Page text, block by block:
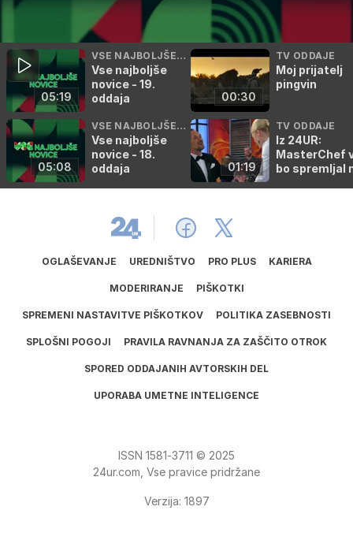
05:19
VSE NAJBOLJŠE N
OVICE
Vse najboljše
novice - 19.
oddaja
05:08
VSE NAJBOLJŠE N
OVICE
Vse najboljše
novice - 18.
oddaja
00:30
TV ODDAJE
Moj prijatelj
pingvin
01:19
TV ODDAJE
Iz 24UR:
MasterChef
bo spremljal
OGLAŠEVANJE UREDNIŠTVO PRO PLUS KARIERA
MODERIRANJE PIŠKOTKI
SPREMENI NASTAVITVE PIŠKOTKOV POLITIKA ZASEBNOSTI
SPLOŠNI POGOJI PRAVILA RAVNANJA ZA ZAŠČITO OTROK
SPORED ODDAJANIH AVTORSKIH DEL
UPORABA UMETNE INTELIGENCE
ISSN 1581‑3711 © 2025
24ur.com, Vse pravice pridržane
Verzija: 1897